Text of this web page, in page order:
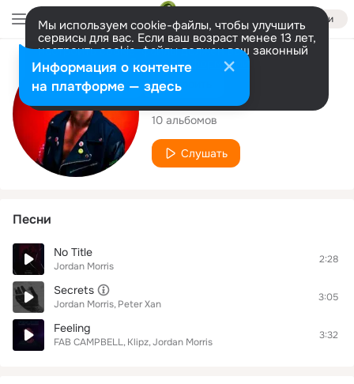
Войти
Мы используем cookie-файлы, чтобы улучшить
сервисы для вас. Если ваш возраст менее 13 лет,
настроить cookie-файлы должен ваш законный
представитель. Больше информации
Разрешить все Настроить
Исполнитель
Jordan Morris
10 альбомов
Слушать
Песни
No Title
Jordan Morris
2:28
Secrets
Jordan Morris Peter Xan
3:05
Feeling
FAB CAMPBELL Klipz Jordan Morris
3:32
Информация о контенте
на платформе — здесь